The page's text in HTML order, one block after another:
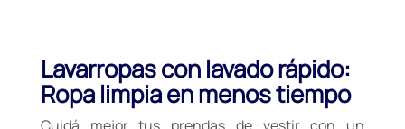
Lavarropas con lavado rápido:
Ropa limpia en menos tiempo